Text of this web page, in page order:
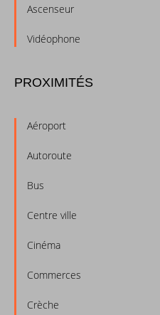
Ascenseur
Vidéophone
PROXIMITÉS
Aéroport
Autoroute
Bus
Centre ville
Cinéma
Commerces
Crèche